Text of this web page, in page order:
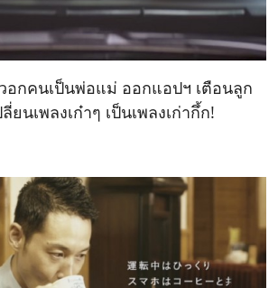
อกคนเป็นพ่อแม่ ออกแอปฯ เตือนลูก
ยนเพลงเก๋าๆ เป็นเพลงเก่ากึ้ก!